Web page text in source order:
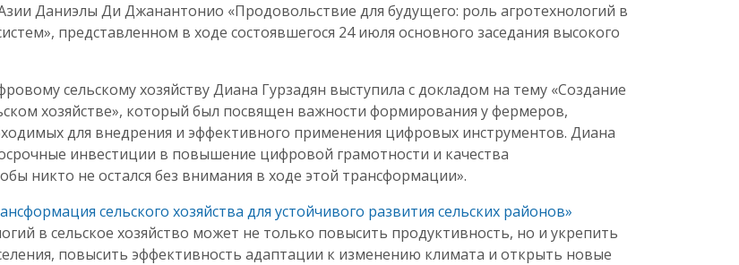
Даниэлы Ди Джанантонио «Продовольствие для будущего: роль агротехнологий в
представленном в ходе состоявшегося 24 июля основного заседания высокого
сельскому хозяйству Диана Гурзадян выступила с докладом на тему «Создание
хозяйстве», который был посвящен важности формирования у фермеров,
для внедрения и эффективного применения цифровых инструментов. Диана
инвестиции в повышение цифровой грамотности и качества
никто не остался без внимания в ходе этой трансформации».
сельского хозяйства для устойчивого развития сельских районов»
в сельское хозяйство может не только повысить продуктивность, но и укрепить
повысить эффективность адаптации к изменению климата и открыть новые